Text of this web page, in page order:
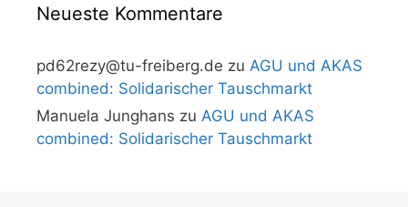
Neueste Kommentare
pd62rezy@tu-freiberg.de zu AGU und AKAS
combined: Solidarischer Tauschmarkt
Manuela Junghans zu AGU und AKAS
combined: Solidarischer Tauschmarkt